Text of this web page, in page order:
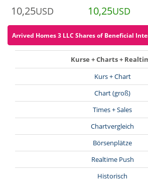
10,25USD 10,25USD
Arrived Homes 3 LLC Shares of Beneficial
Kurse + Charts +
Kurs + Chart
Chart (groß)
Times + Sales
Chartvergleich
Börsenplätze
Realtime Push
Historisch